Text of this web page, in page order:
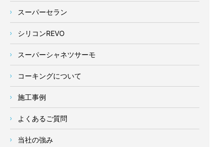
スーパーセラン
シリコンREVO
スーパーシャネツサーモ
コーキングについて
施工事例
よくあるご質問
当社の強み